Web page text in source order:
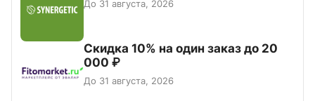
До 31 августа, 2026
Скидка 10% на один заказ до 20
000 ₽
До 31 августа, 2026